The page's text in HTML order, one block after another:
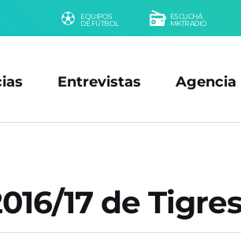
EQUIPOS
DE FÚTBOL
ESCUCHÁ
MKTRADIO
Entrevistas Agencia
17 de